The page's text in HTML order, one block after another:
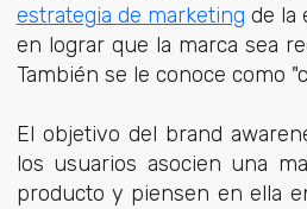
estrategia de marketing de la
en lograr que la marca sea
También se le conoce como
El objetivo del brand
los usuarios asocien una
producto y piensen en ella